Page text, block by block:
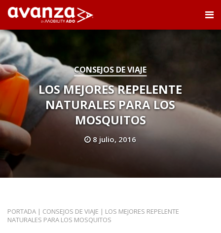
CONSEJOS DE VIAJE
LOS MEJORES REPELENTE
NATURALES PARA LOS
MOSQUITOS
8 julio, 2016
PORTADA | CONSEJOS DE VIAJE | LOS MEJORES REPELENTE
NATURALES PARA LOS MOSQUITOS